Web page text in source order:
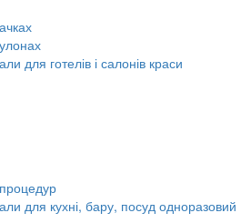
для готелів і салонів краси
для кухні, бару, посуд одноразовий